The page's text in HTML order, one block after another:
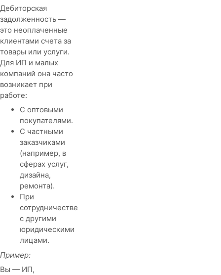
Дебиторская
задолженность —
это неоплаченные
клиентами счета за
товары или услуги.
Для ИП и малых
компаний она часто
возникает при
работе:
С оптовыми
покупателями.
С частными
заказчиками
(например, в
сферах услуг,
дизайна,
ремонта).
При
сотрудничестве
с другими
юридическими
лицами.
Пример:
Вы — ИП,